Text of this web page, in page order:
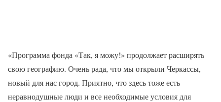
«Программа фонда «Так, я можу!» продолжает расширять
свою географию. Очень рада, что мы открыли Черкассы,
новый для нас город. Приятно, что здесь тоже есть
неравнодушные люди и все необходимые условия для